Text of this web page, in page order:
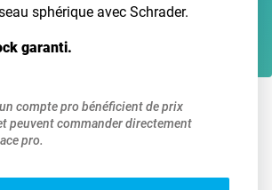
sphérique avec Schrader.
garanti.
compte pro bénéficient de prix
peuvent commander directement
pro.